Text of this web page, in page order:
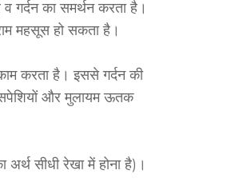
का समर्थन करता है।
महसूस हो सकता है।
करता है। इससे गर्दन की
और मुलायम ऊतक
सीधी रेखा में होना है)।